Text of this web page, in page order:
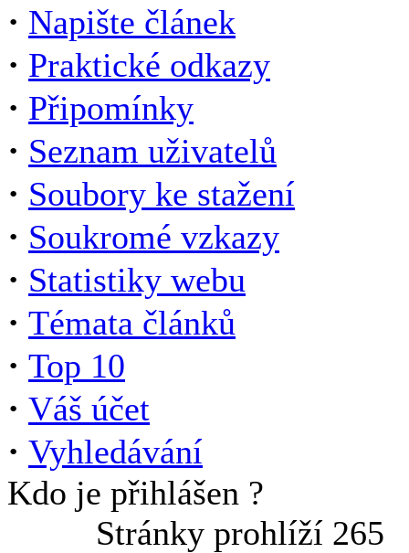
· Napište článek
· Praktické odkazy
· Připomínky
· Seznam uživatelů
· Soubory ke stažení
· Soukromé vzkazy
· Statistiky webu
· Témata článků
· Top 10
· Váš účet
· Vyhledávání
Kdo je přihlášen ?
Stránky prohlíží 265